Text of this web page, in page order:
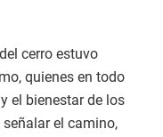
cerro estuvo
quienes en todo
el bienestar de los
el camino,